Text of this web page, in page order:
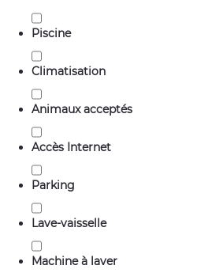
Piscine
Climatisation
Animaux acceptés
Accès Internet
Parking
Lave-vaisselle
Machine à laver